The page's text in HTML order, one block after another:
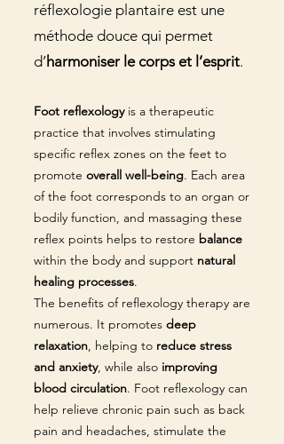
réflexologie plantaire est une
méthode douce qui permet
d’harmoniser le corps et l’esprit.
Foot reflexologyis a therapeutic
practice that involves stimulating
specific reflex zones on the feet to
promote overall well-being. Each area
of the foot corresponds to an organ or
bodily function, and massaging these
reflex points helps to restore balance
within the body and support natural
healing processes.
The benefits of reflexology therapy are
numerous. It promotes deep
relaxation, helping to reduce stress
and anxiety, while also improving
blood circulation. Foot reflexology can
help relieve chronic pain such as back
pain and headaches, stimulate the